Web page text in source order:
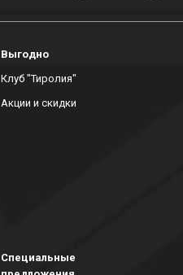
Выгодно
Клуб "Тиролия"
Акции и скидки
Специальные